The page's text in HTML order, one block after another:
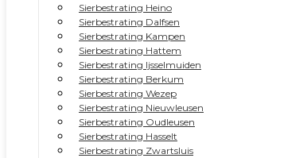
Sierbestrating Heino
Sierbestrating Dalfsen
Sierbestrating Kampen
Sierbestrating Hattem
Sierbestrating Ijsselmuiden
Sierbestrating Berkum
Sierbestrating Wezep
Sierbestrating Nieuwleusen
Sierbestrating Oudleusen
Sierbestrating Hasselt
Sierbestrating Zwartsluis